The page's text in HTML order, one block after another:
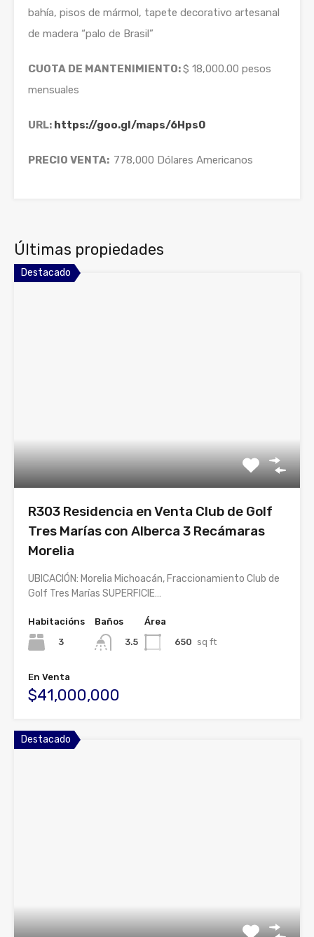
bahía, pisos de mármol, tapete decorativo artesanal
de madera “palo de Brasil”
CUOTA DE MANTENIMIENTO:$ 18,000.00 pesos
mensuales
URL: https://goo.gl/maps/6Hps0
PRECIO VENTA: 778,000 Dólares Americanos
Últimas propiedades
Destacado
R303 Residencia en Venta Club de Golf
Tres Marías con Alberca 3 Recámaras
Morelia
UBICACIÓN: Morelia Michoacán, Fraccionamiento Club de
Golf Tres Marías SUPERFICIE…
Habitacións
3
Baños
3.5
Área
650 sq ft
En Venta
$41,000,000
Destacado